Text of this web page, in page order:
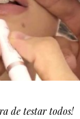
de testar todos!